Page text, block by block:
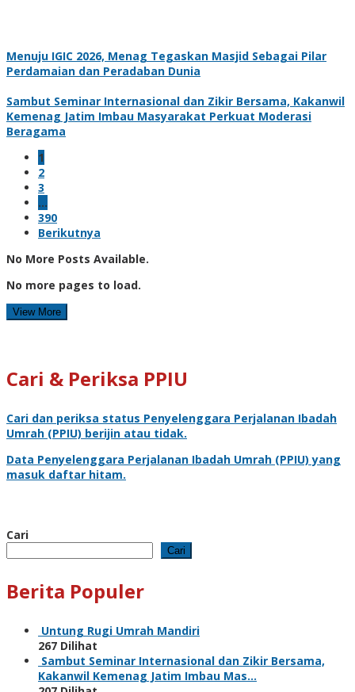
Menuju IGIC 2026, Menag Tegaskan Masjid Sebagai Pilar
Perdamaian dan Peradaban Dunia
Sambut Seminar Internasional dan Zikir Bersama, Kakanwil
Kemenag Jatim Imbau Masyarakat Perkuat Moderasi
Beragama
1
2
3
…
390
Berikutnya
No More Posts Available.
No more pages to load.
View More
Cari & Periksa PPIU
Cari dan periksa status Penyelenggara Perjalanan Ibadah
Umrah (PPIU) berijin atau tidak.
Data Penyelenggara Perjalanan Ibadah Umrah (PPIU) yang
masuk daftar hitam.
Cari
Cari
Berita Populer
Untung Rugi Umrah Mandiri
267 Dilihat
Sambut Seminar Internasional dan Zikir Bersama,
Kakanwil Kemenag Jatim Imbau Mas…